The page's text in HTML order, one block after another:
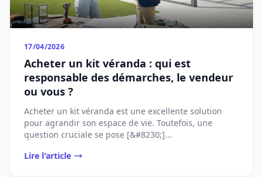
17/04/2026
Acheter un kit véranda : qui est
responsable des démarches, le vendeur
ou vous ?
Acheter un kit véranda est une excellente solution
pour agrandir son espace de vie. Toutefois, une
question cruciale se pose [&#8230;]...
Lire l'article